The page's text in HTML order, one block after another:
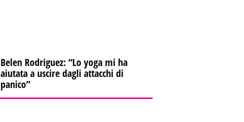
Belen Rodriguez: “Lo yoga mi ha
aiutata a uscire dagli attacchi di
panico”